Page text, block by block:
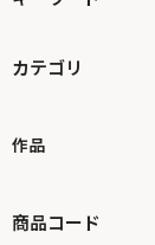
カテゴリ
商品コード